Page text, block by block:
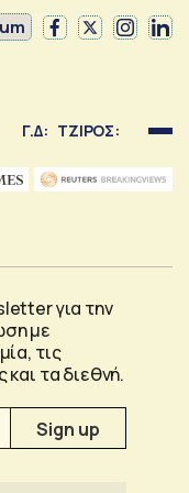
Γ.Δ: ΤΖΙΡΟΣ:
για την
με
τις
και τα διεθνή.